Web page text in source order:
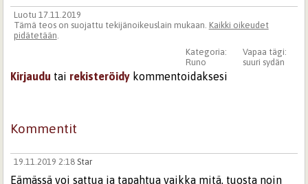
Luotu 17.11.2019
Tämä teos on suojattu tekijänoikeuslain mukaan. Kaikki oikeudet
pidätetään.
Vapaa tägi:
suuri sydän
Kategoria:
Runo
Kirjaudu tai rekisteröidy kommentoidaksesi
Kommentit
19.11.2019 2:18 Star
Eämässä voi sattua ja tapahtua vaikka mitä, tuosta noin